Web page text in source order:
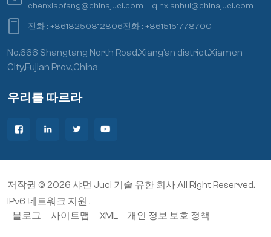
chenxiaofang@chinajuci.com
qinxianhui@chinajuci.com
전화 :+8618250812806전화 :+8615151778700
No.666 Shangtang North Road,Xiang’an district,Xiamen
City,Fujian Prov.,China
우리를 따르라
저작권 © 2026 샤먼 Juci 기술 유한 회사 All Right Reserved.
IPv6 네트워크 지원 .
블로그
사이트맵 XML 개인 정보 보호 정책